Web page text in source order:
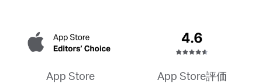
App Store App Store評価